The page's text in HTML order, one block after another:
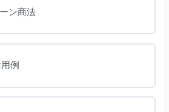
ン商法
例